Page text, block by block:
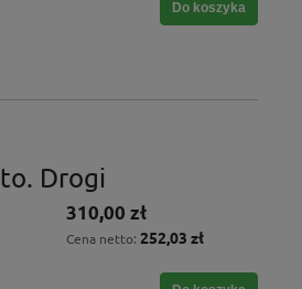
Do koszyka
Drogi
310,00 zł
Cena netto: 252,03 zł